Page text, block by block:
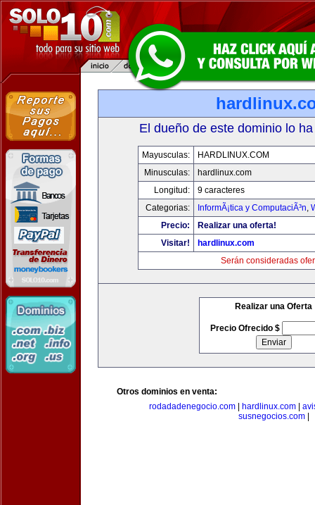
El dueño de este dominio lo
Mayusculas:
HARDLINUX.COM
Minusculas:
hardlinux.com
Longitud:
9 caracteres
Categorias:
InformÃ¡tica y ComputaciÃ³n,
Precio:
Realizar una oferta!
Visitar!
hardlinux.com
Serán consideradas
Realizar una Oferta
Precio Ofrecido $
Otros dominios en venta:
rodadadenegocio.com| hardlinux.com|
susnegocios.com|